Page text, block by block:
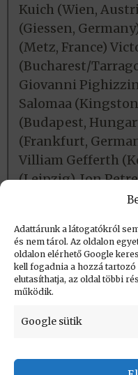
Adattárunk a látogatókról
és nem tárol. Az oldalon
oldalon elérhető Google
kell fogadnia a hozzá
elutasíthatja, az oldal többi
működik.
Google sütik
Kuich (Wien,
(Giessen,
(Metz, France)
(Bucharest/
Giovanni
Salomaa
(Budapest,
(Frankfurt,
Villiam Gefferth
(Leipzig), Ion
Sakarovitch
Létrehozva
Utolsó módosítás
10:05